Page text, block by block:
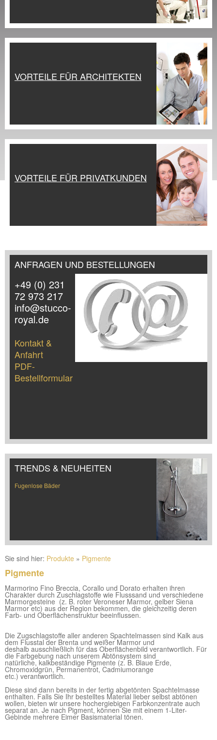
VORTEILE FÜR ARCHITEKTEN
VORTEILE FÜR PRIVATKUNDEN
ANFRAGEN UND BESTELLUNGEN
+49 (0) 231
72 973 217
info@stucco-
royal.de
Kontakt &
Anfahrt
PDF-
Bestellformular
TRENDS & NEUHEITEN
Fugenlose Bäder
Sie sind hier: Produkte » Pigmente
Pigmente
Marmorino Fino Breccia, Corallo und Dorato erhalten ihren
Charakter durch Zuschlagstoffe wie Flusssand und verschiedene
Marmorgesteine (z. B. roter Veroneser Marmor, gelber Siena
Marmor etc) aus der Region bekommen, die gleichzeitig deren
Farb- und Oberflächenstruktur beeinflussen.
Die Zugschlagstoffe aller anderen Spachtelmassen sind Kalk aus
dem Flusstal der Brenta und weißer Marmor und
deshalb ausschließlich für das Oberflächenbild verantwortlich. Für
die Farbgebung nach unserem Abtönsystem sind
natürliche, kalkbeständige Pigmente (z. B. Blaue Erde,
Chromoxidgrün, Permanentrot, Cadmiumorange
etc.) verantwortlich.
Diese sind dann bereits in der fertig abgetönten Spachtelmasse
enthalten. Falls Sie Ihr bestelltes Material lieber selbst abtönen
wollen, bieten wir unsere hochergiebigen Farbkonzentrate auch
separat an. Je nach Pigment, können Sie mit einem 1-Liter-
Gebinde mehrere Eimer Basismaterial tönen.